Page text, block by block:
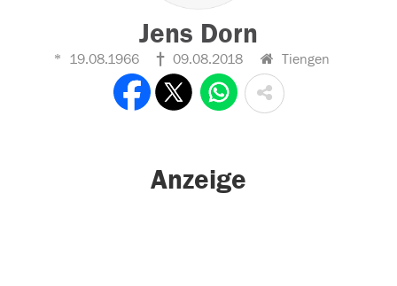
Jens Dorn
19.08.1966 09.08.2018 Tiengen
Anzeige